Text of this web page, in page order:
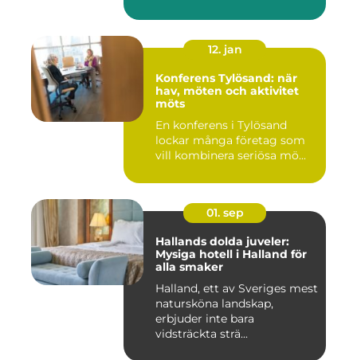
12. jan
Konferens Tylösand: när
hav, möten och aktivitet
möts
En konferens i Tylösand
lockar många företag som
vill kombinera seriösa mö...
01. sep
Hallands dolda juveler:
Mysiga hotell i Halland för
alla smaker
Halland, ett av Sveriges mest
natursköna landskap,
erbjuder inte bara
vidsträckta strä...